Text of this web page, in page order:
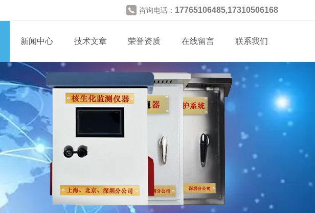
咨询电话： 17765106485,17310506168
新闻中心 技术文章 荣誉资质 在线留言 联系我们